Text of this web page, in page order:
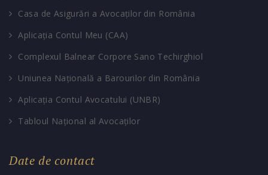
Casa de Asigurări a Avocaților din România
Aplicația Contul Meu (CAA)
Complexul Balnear Corpore Sano Techirghiol
Uniunea Națională a Barourilor din România
Aplicația Contul Avocatului (UNBR)
Tabloul Național al Avocaților
Date de contact